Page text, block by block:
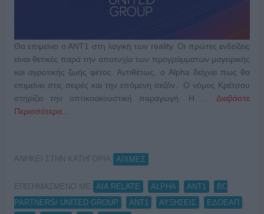
Θα επιμείνει ο ΑΝΤ1 στη λογική των reality. Οι πρώτες ενδείξεις
είναι θετικές παρά την αποτυχία των προγράμματων μαγειρικής
και αγροτικής ζωής φέτος. Αντιθέτως, ο Alpha δείχνει πως θα
επιμείνει στις σειρές και την επόμενη σεζόν. Ο νόμος Κρέτσου
στηρίζει την οπτικοακουστική παραγωγή. Η …Διαβάστε
Περισσότερα...
ΑΝΗΚΕΙ ΣΤΗΝ ΚΑΤΗΓΟΡΙΑ: ΑΙΧΜΕΣ
ΕΠΙΣΗΜΑΣΜΕΝΟ ΜΕ: AIA RELATE ALPHA ANT1
BC
PARTNERS/ UNITED GROUP
ΑΝΤ1 ΑΥΞΗΣΕΙΣ ΕΔΟΕΑΠ